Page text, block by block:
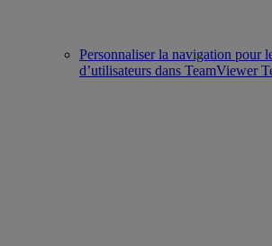
Personnaliser la navigation pour
d’utilisateurs dans TeamViewer